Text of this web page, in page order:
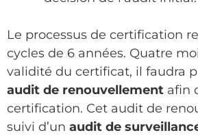
Le processus de certification
cycles de 6 années. Quatre
validité du certificat, il faudra
audit de renouvellement afin
certification. Cet audit de
suivi d’un audit de